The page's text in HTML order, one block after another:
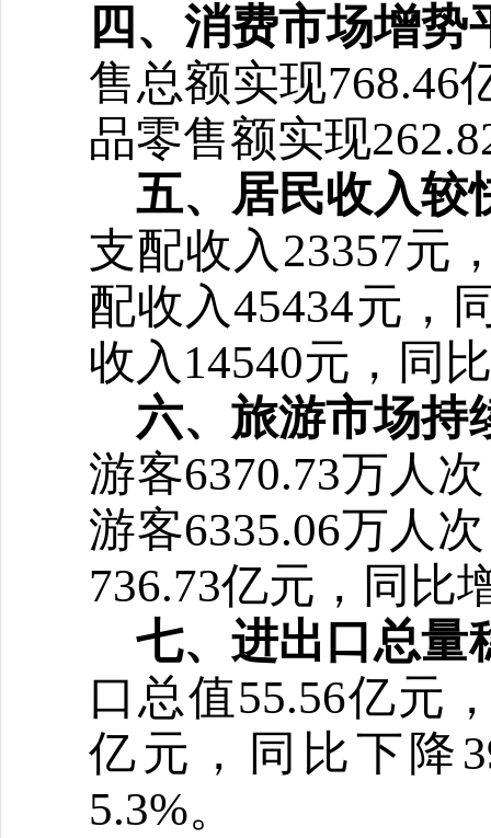
四、 消费市场增势
售总额实现768.46
品零售额实现
五、 居民收入较
支配收入 23357元
配收入45434元，
收入 14540元，同
六、旅游市场持
游客6370.73万人
游客6335.06万人
736.73亿元，同比
七、 进出口 总量
口总值55.56亿元
亿元，同比下降
5.3%。